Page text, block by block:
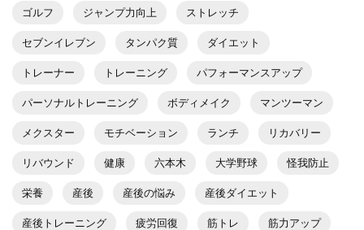
ゴルフ ジャンプ力向上 ストレッチ
セブンイレブン タンパク質 ダイエット
トレーナー トレーニング パフォーマンスアップ
パーソナルトレーニング ボディメイク マンツーマン
メクスター モチベーション ランチ リカバリー
リバウンド 健康 六本木 大学野球 怪我防止
栄養 産後 産後の悩み 産後ダイエット
産後トレーニング 疲労回復 筋トレ 筋力アップ